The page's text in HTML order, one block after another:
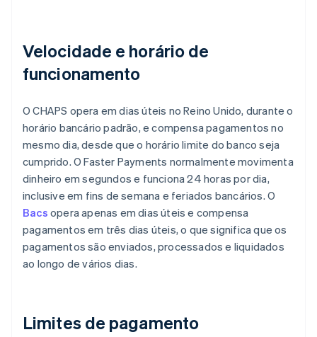
Velocidade e horário de
funcionamento
O CHAPS opera em dias úteis no Reino Unido, durante o
horário bancário padrão, e compensa pagamentos no
mesmo dia, desde que o horário limite do banco seja
cumprido. O Faster Payments normalmente movimenta
dinheiro em segundos e funciona 24 horas por dia,
inclusive em fins de semana e feriados bancários. O
Bacs opera apenas em dias úteis e compensa
pagamentos em três dias úteis, o que significa que os
pagamentos são enviados, processados e liquidados
ao longo de vários dias.
Limites de pagamento